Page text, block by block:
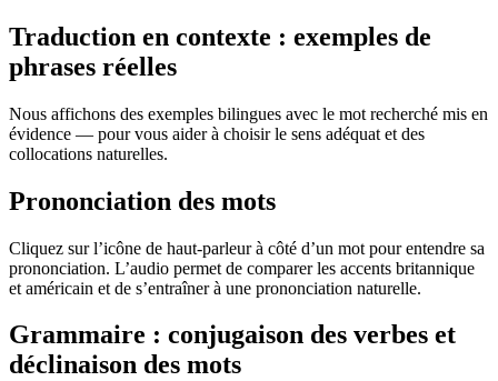
Traduction en contexte : exemples de
phrases réelles
Nous affichons des exemples bilingues avec le mot recherché mis en
évidence — pour vous aider à choisir le sens adéquat et des
collocations naturelles.
Prononciation des mots
Cliquez sur l’icône de haut-parleur à côté d’un mot pour entendre sa
prononciation. L’audio permet de comparer les accents britannique
et américain et de s’entraîner à une prononciation naturelle.
Grammaire : conjugaison des verbes et
déclinaison des mots